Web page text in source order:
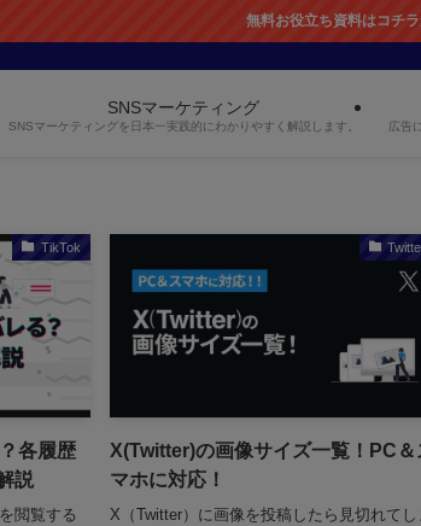
無料お役立ち資料はコチラから！
SNSマーケティング
SNSマーケティングを日本一実践的にわかりやすく解説します。 広告
TikTok
各履歴
説
閲覧する
X(Twitter)の画像サイズ一覧！PC＆
マホに対応！
X（Twitter）に画像を投稿したら見切れてし